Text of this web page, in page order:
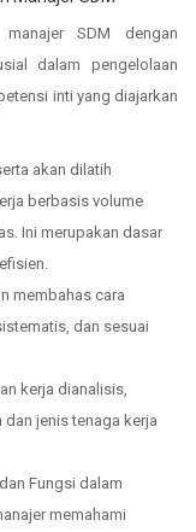
SDM dengan
dalam pengelolaan
inti yang diajarkan
akan dilatih
berbasis volume
Ini merupakan dasar
membahas cara
dan sesuai
kerja dianalisis,
jenis tenaga kerja
Fungsi dalam
memahami